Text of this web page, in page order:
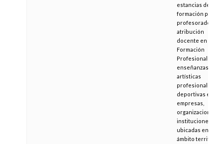
estancias de
formación para el
profesorado con
atribución
docente en
Formación
Profesional y de
enseñanzas
artísticas
profesionales y
deportivas en
empresas,
organizaciones o
instituciones
ubicadas en el
ámbito territorial